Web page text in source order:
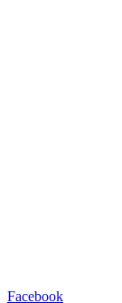
Facebook